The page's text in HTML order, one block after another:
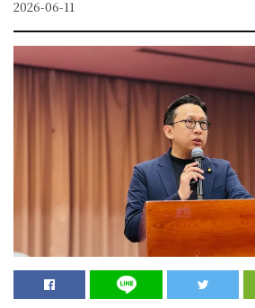
2026-06-11